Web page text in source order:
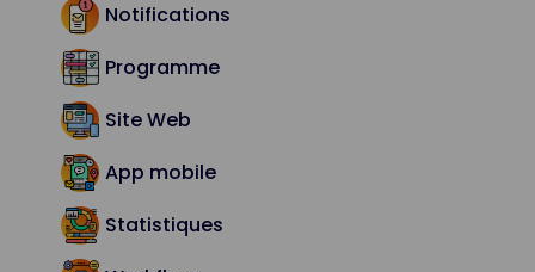
Notifications
Programme
Site Web
App mobile
Statistiques